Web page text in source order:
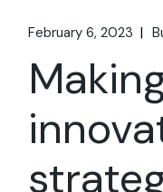
February 6, 2023